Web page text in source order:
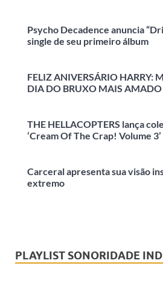
Psycho Decadence anuncia
single de seu primeiro álbum
FELIZ ANIVERSÁRIO HARRY:
DIA DO BRUXO MAIS
THE HELLACOPTERS lança
‘Cream Of The Crap! Volume 3’
Carceral apresenta sua visão
extremo
PLAYLIST SONORIDADE